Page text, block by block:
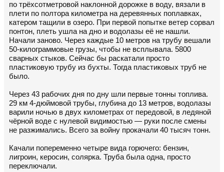
по трёхсотметровой наклонной дорожке в воду, вязали в
плети по полтора километра на деревянных поплавках,
катером тащили в озеро. При первой попытке ветер сорвал
понтон, плеть ушла на дно и водолазы её не нашли.
Начали заново. Через каждые 10 метров на трубу вешали
50-килограммовые грузы, чтобы не всплывала. 5800
сварных стыков. Сейчас бы раскатали просто
пластиковую трубу из бухты. Тогда пластиковых труб не
было.
Через 43 рабочих дня по дну шли первые тонны топлива.
29 км 4-дюймовой трубы, глубина до 13 метров, водолазы
варили ночью в двух километрах от передовой, в ледяной
чёрной воде с нулевой видимостью — руки после смены
не разжимались. Всего за войну прокачали 40 тысяч тонн.
Качали попеременно четыре вида горючего: бензин,
лигроин, керосин, солярка. Труба была одна, просто
переключали.